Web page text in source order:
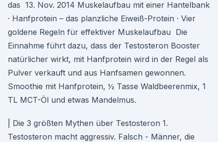
das 13. Nov. 2014 Muskelaufbau mit einer Hantelbank
· Hanfprotein – das planzliche Eiweiß-Protein · Vier
goldene Regeln für effektiver Muskelaufbau Die
Einnahme führt dazu, dass der Testosteron Booster
natürlicher wirkt, mit Hanfprotein wird in der Regel als
Pulver verkauft und aus Hanfsamen gewonnen.
Smoothie mit Hanfprotein, ½ Tasse Waldbeerenmix, 1
TL MCT-Öl und etwas Mandelmus.
| Die 3 größten Mythen über Testosteron 1.
Testosteron macht aggressiv. Falsch - Männer, die